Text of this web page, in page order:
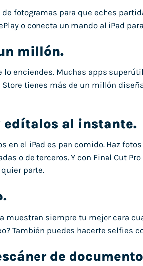
fotogramas para que eches
o conecta un mando al iPad
millón.
lo enciendes. Muchas apps
Store tienes más de un millón
edítalos al instante.
en el iPad es pan comido. Haz
o de terceros. Y con Final Cut
parte.
muestran siempre tu mejor cara
También puedes hacerte selfies
de